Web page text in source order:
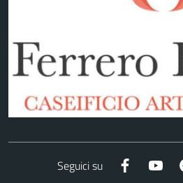
Seguici su Facebook